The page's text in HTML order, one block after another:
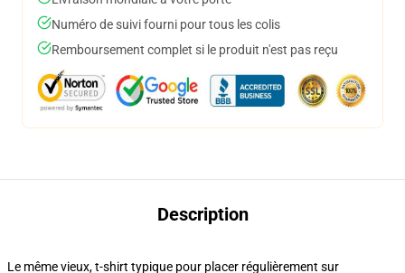
Numéro de suivi fourni pour tous les colis
Remboursement complet si le produit n'est pas reçu
Description
Le même vieux, t-shirt typique pour placer régulièrement sur